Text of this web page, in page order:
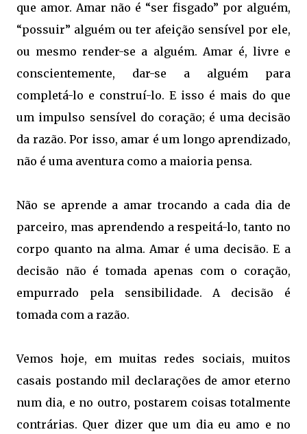
que amor. Amar não é “ser fisgado” por alguém,
“possuir” alguém ou ter afeição sensível por ele,
ou mesmo render-se a alguém. Amar é, livre e
conscientemente, dar-se a alguém para
completá-lo e construí-lo. E isso é mais do que
um impulso sensível do coração; é uma decisão
da razão. Por isso, amar é um longo aprendizado,
não é uma aventura como a maioria pensa.
Não se aprende a amar trocando a cada dia de
parceiro, mas aprendendo a respeitá-lo, tanto no
corpo quanto na alma. Amar é uma decisão. E a
decisão não é tomada apenas com o coração,
empurrado pela sensibilidade. A decisão é
tomada com a razão.
Vemos hoje, em muitas redes sociais, muitos
casais postando mil declarações de amor eterno
num dia, e no outro, postarem coisas totalmente
contrárias. Quer dizer que um dia eu amo e no